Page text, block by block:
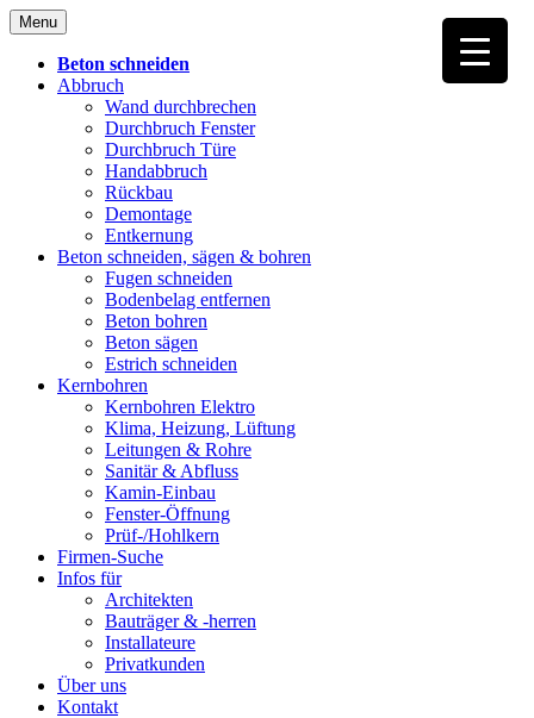
Skip
to
content
Menu
Beton schneiden
Abbruch
Wand durchbrechen
Durchbruch Fenster
Durchbruch Türe
Handabbruch
Rückbau
Demontage
Entkernung
Beton schneiden, sägen & bohren
Fugen schneiden
Bodenbelag entfernen
Beton bohren
Beton sägen
Estrich schneiden
Kernbohren
Kernbohren Elektro
Klima, Heizung, Lüftung
Leitungen & Rohre
Sanitär & Abfluss
Kamin-Einbau
Fenster-Öffnung
Prüf-/Hohlkern
Firmen-Suche
Infos für
Architekten
Bauträger & -herren
Installateure
Privatkunden
Über uns
Kontakt